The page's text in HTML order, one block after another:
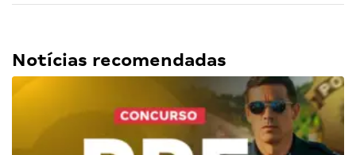
Notícias recomendadas